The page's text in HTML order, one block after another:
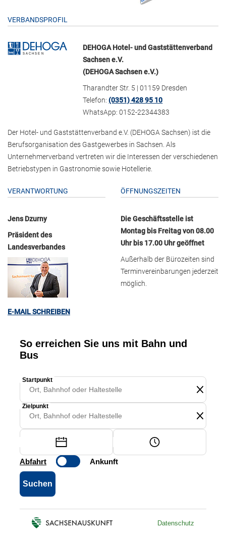
VERBANDSPROFIL
DEHOGA Hotel- und Gaststättenverband
Sachsen e.V.
(DEHOGA Sachsen e.V.)
Tharandter Str. 5 | 01159 Dresden
Telefon:(0351) 428 95 10
WhatsApp: 0152-22344383
Der Hotel- und Gaststättenverband e.V. (DEHOGA Sachsen) ist die
Berufsorganisation des Gastgewerbes in Sachsen. Als
Unternehmerverband vertreten wir die Interessen der verschiedenen
Betriebstypen in Gastronomie sowie Hotellerie.
VERANTWORTUNG
Jens Dzurny
Präsident des
Landesverbandes
E-MAIL SCHREIBEN
ÖFFNUNGSZEITEN
Die Geschäftsstelle ist
Montag bis Freitag von 08.00
Uhr bis 17.00 Uhr geöffnet
Außerhalb der Bürozeiten sind
Terminvereinbarungen jederzeit
möglich.